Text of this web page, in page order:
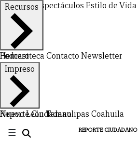
DeportesEspectáculos Estilo de Vida
Recursos
Hemeroteca Contacto Newsletter
Podcast
Impreso
Nuevo LeónTamaulipas Coahuila
Reporte Ciudadano
☰ REPORTE CIUDADANO